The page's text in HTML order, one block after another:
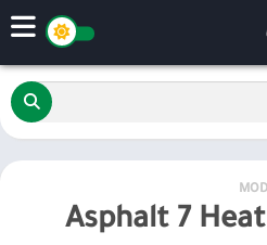
اسفلت سفن – Asphalt 7 Heat